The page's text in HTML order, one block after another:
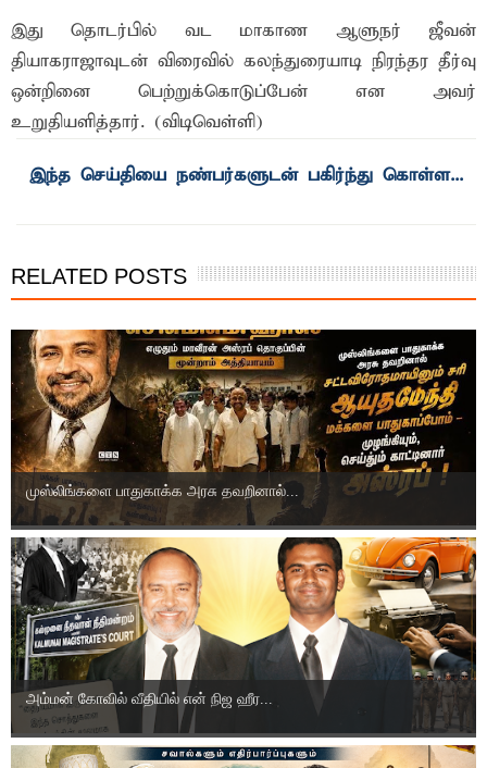
இது தொடர்பில் வட மாகாண ஆளுநர் ஜீவன்
தியாகராஜாவுடன் விரைவில் கலந்துரையாடி நிரந்தர தீர்வு
ஒன்றினை பெற்றுக்கொடுப்பேன் என அவர்
உறுதியளித்தார். (விடிவெள்ளி)
இந்த செய்தியை நண்பர்களுடன் பகிர்ந்து கொள்ள...
RELATED POSTS
முஸ்லிங்களை பாதுகாக்க அரசு தவறினால்...
அம்மன் கோவில் வீதியில் என் நிஜ ஹீர...